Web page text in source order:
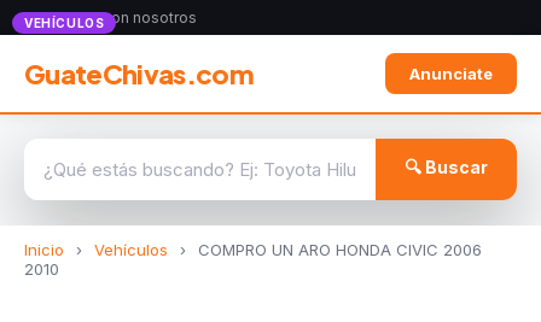
Anunciate con nosotros
GuateChivas.com Anunciate
🔍 Buscar
Inicio › Vehículos ›
COMPRO UN ARO HONDA CIVIC 2006
2010
VEHÍCULOS